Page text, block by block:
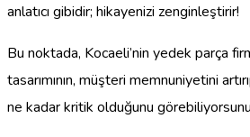
anlatıcı gibidir; hikayenizi zenginleştirir!
Bu noktada, Kocaeli’nin yedek parça
tasarımının, müşteri memnuniyetini
ne kadar kritik olduğunu